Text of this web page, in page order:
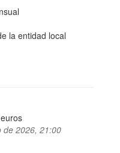
la entidad local
de 2026, 21:00